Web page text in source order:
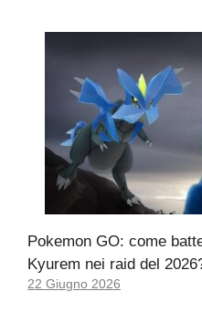
Pokemon GO: come
Kyurem nei raid del
22 Giugno 2026